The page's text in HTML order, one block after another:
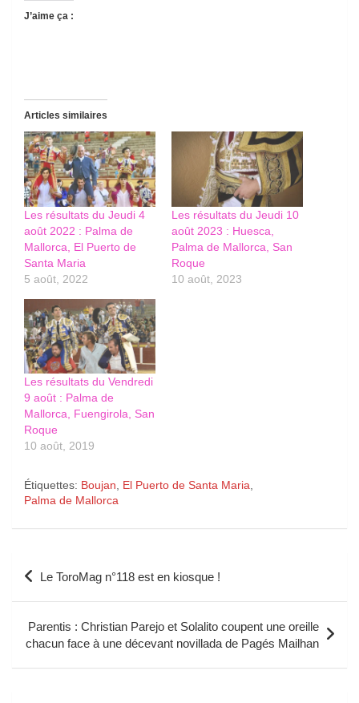
J’aime ça :
Articles similaires
Les résultats du Jeudi 4
août 2022 : Palma de
Mallorca, El Puerto de
Santa Maria
5 août, 2022
Les résultats du Jeudi 10
août 2023 : Huesca,
Palma de Mallorca, San
Roque
10 août, 2023
Les résultats du Vendredi
9 août : Palma de
Mallorca, Fuengirola, San
Roque
10 août, 2019
Étiquettes: Boujan, El Puerto de Santa Maria,
Palma de Mallorca
Navigation
Le ToroMag n°118 est en kiosque !
Parentis : Christian Parejo et Solalito coupent une oreille
chacun face à une décevant novillada de Pagés Mailhan